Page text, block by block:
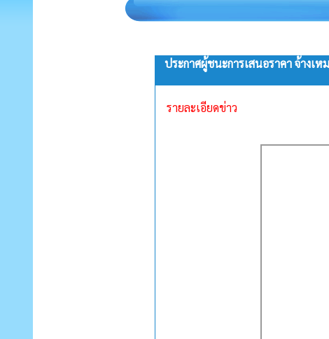
ประกาศผู้ชนะการเสนอราคา จ้างเ
รายละเอียดข่าว